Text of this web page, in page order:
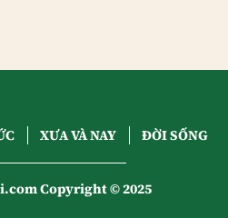
XƯA VÀ NAY ĐỜI SỐNG
Copyright © 2025